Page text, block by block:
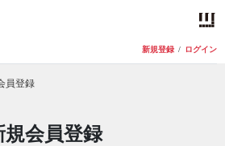
新規登録 / ログイン
員登録
規会員登録